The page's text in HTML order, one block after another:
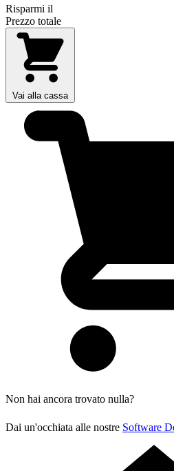
Risparmi il
Prezzo totale
Vai alla cassa
Non hai ancora trovato nulla?
Dai un'occhiata alle nostre Software